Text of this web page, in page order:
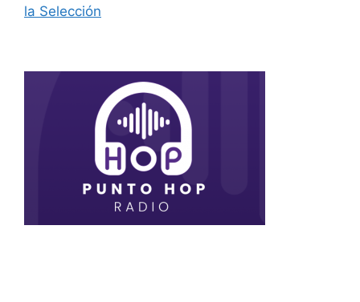
la Selección